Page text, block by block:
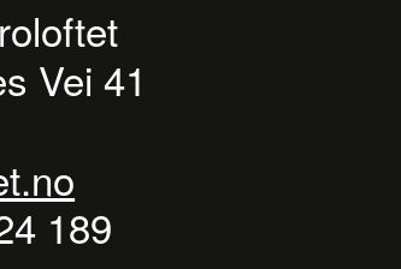
Vei 41
189